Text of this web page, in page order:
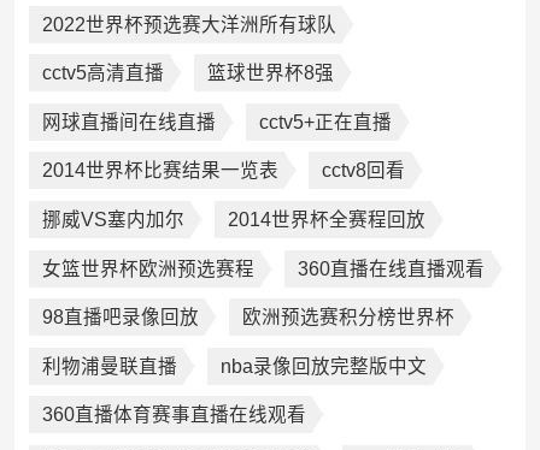
2022世界杯预选赛大洋洲所有球队
cctv5高清直播 篮球世界杯8强
网球直播间在线直播 cctv5+正在直播
2014世界杯比赛结果一览表 cctv8回看
挪威VS塞内加尔 2014世界杯全赛程回放
女篮世界杯欧洲预选赛程 360直播在线直播观看
98直播吧录像回放 欧洲预选赛积分榜世界杯
利物浦曼联直播 nba录像回放完整版中文
360直播体育赛事直播在线观看